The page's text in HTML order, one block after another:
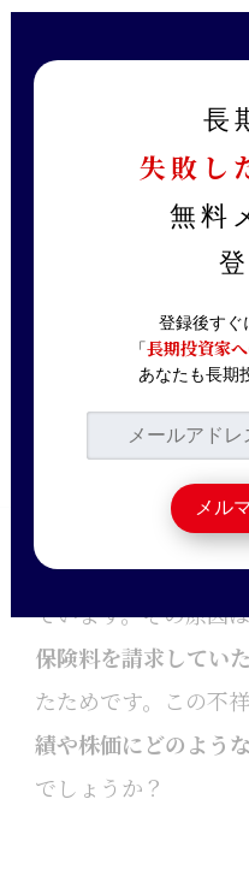
TOP
【6/21速報】3分で読める損
上・MS&AD・SOMPOの株
ニュース解説
【6/21速
める損保
正保険料
上・
SOMPO
る影響は
6月19日から国内損
ています。その原因
保険料を請求していた
たためです。
この不
績や株価にどのよう
でしょうか？
長
失敗し
無料
登録後すぐ
「長期投資家
あなたも長期